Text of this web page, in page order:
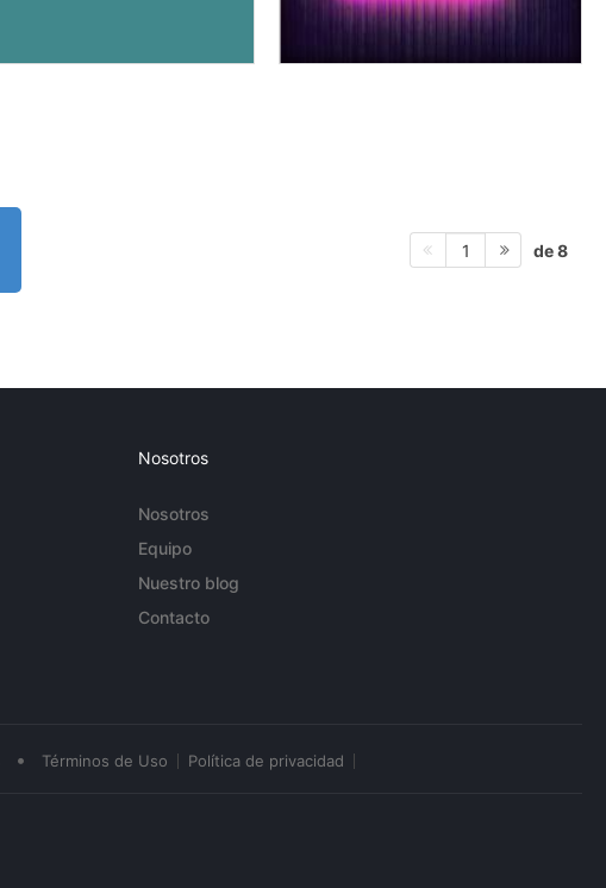
1 de 8
Nosotros
Nosotros
Equipo
Nuestro blog
Contacto
• Términos de Uso Política de privacidad